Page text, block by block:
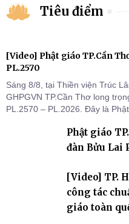
Tiêu điểm
[Video] Phật giáo TP.Cần
PL.2570
Sáng 8/8, tại Thiền viện Trúc
GHPGVN TP.Cần Thơ long
PL.2570 – PL.2026. Đây là
thứ I, thể hiện sự quan tâm
Tăng tài và tiếp nối mạng
Phật giáo
đàn Bửu Lai
[Video] TP.
công tác
giáo toàn